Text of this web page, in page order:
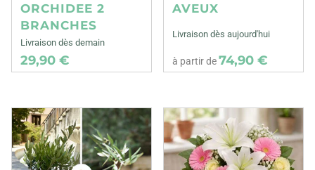
ORCHIDEE 2
BRANCHES
Livraison dès demain
29,90 €
AVEUX
Livraison dès aujourd'hui
à partir de74,90 €